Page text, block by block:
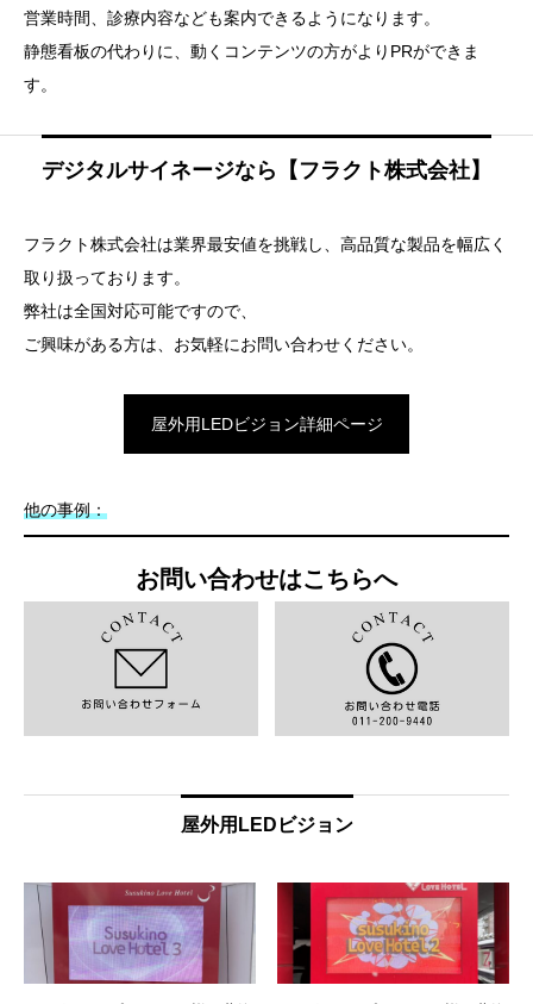
営業時間、診療内容なども案内できるようになります。
静態看板の代わりに、動くコンテンツの方がよりPRができま
す。
デジタルサイネージなら【フラクト株式会社】
フラクト株式会社は業界最安値を挑戦し、高品質な製品を幅広く
取り扱っております。
弊社は全国対応可能ですので、
ご興味がある方は、お気軽にお問い合わせください。
屋外用LEDビジョン詳細ページ
他の事例：
お問い合わせはこちらへ
屋外用LEDビジョン